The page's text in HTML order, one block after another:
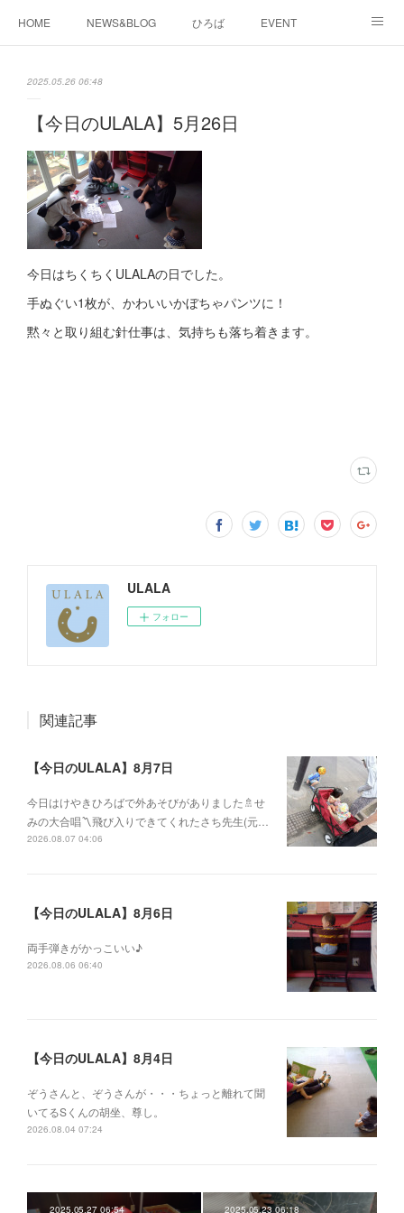
HOME NEWS&BLOG ひろば EVENT
2025.05.26 06:48
【今日のULALA】5月26日
今日はちくちくULALAの日でした。
手ぬぐい1枚が、かわいいかぼちゃパンツに！
黙々と取り組む針仕事は、気持ちも落ち着きます。
ULALA
フォロー
関連記事
【今日のULALA】8月7日
今日はけやきひろばで外あそびがありました🚿せ
みの大合唱〽飛び入りできてくれたさち先生(元…
2026.08.07 04:06
【今日のULALA】8月6日
両手弾きがかっこいい♪
2026.08.06 06:40
【今日のULALA】8月4日
ぞうさんと、ぞうさんが・・・ちょっと離れて聞
いてるSくんの胡坐、尊し。
2026.08.04 07:24
2025.05.27 06:54 2025.05.23 06:18